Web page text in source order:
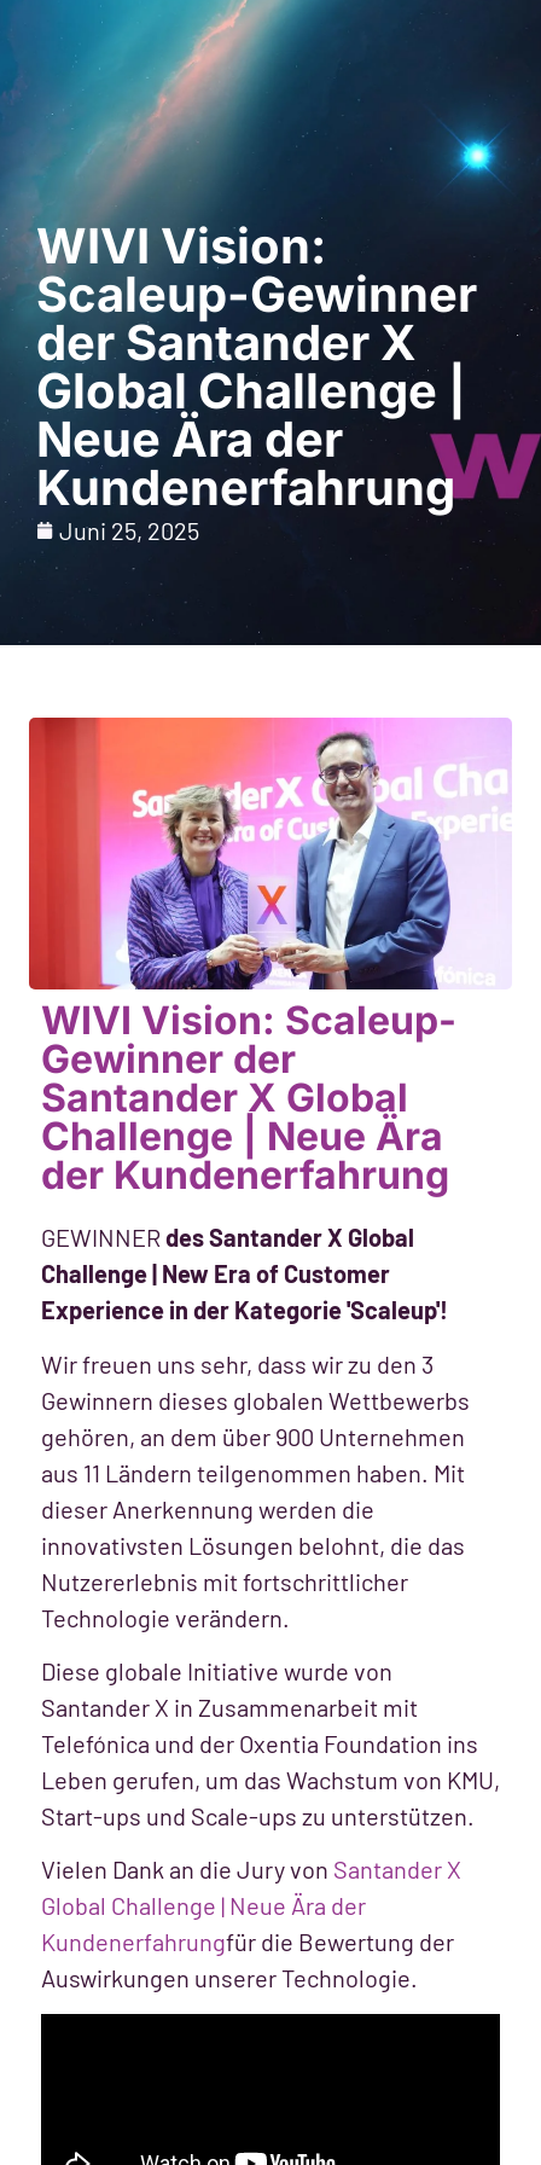
WIVI Vision:
Scaleup-Gewinner
der Santander X
Global Challenge |
Neue Ära der
Kundenerfahrung
Juni 25, 2025
WIVI Vision: Scaleup-
Gewinner der
Santander X Global
Challenge | Neue Ära
der Kundenerfahrung
GEWINNER des Santander X Global
Challenge | New Era of Customer
Experience in der Kategorie 'Scaleup'!
Wir freuen uns sehr, dass wir zu den 3
Gewinnern dieses globalen Wettbewerbs
gehören, an dem über 900 Unternehmen
aus 11 Ländern teilgenommen haben. Mit
dieser Anerkennung werden die
innovativsten Lösungen belohnt, die das
Nutzererlebnis mit fortschrittlicher
Technologie verändern.
Diese globale Initiative wurde von
Santander X in Zusammenarbeit mit
Telefónica und der Oxentia Foundation ins
Leben gerufen, um das Wachstum von KMU,
Start-ups und Scale-ups zu unterstützen.
Vielen Dank an die Jury von Santander X
Global Challenge | Neue Ära der
Kundenerfahrungfür die Bewertung der
Auswirkungen unserer Technologie.